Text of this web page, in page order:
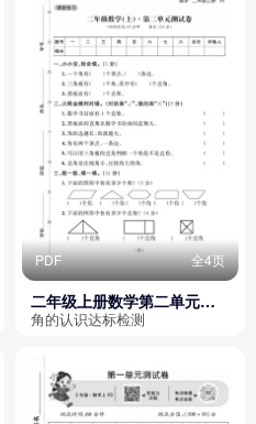
PDF 全4页
二年级上册数学第二单元达
标检测卷
角的认识达标检测